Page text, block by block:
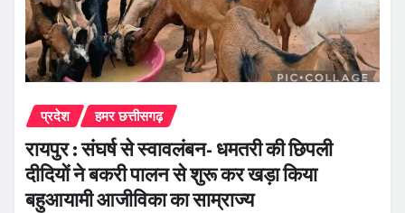
प्रदेश हमर छत्तीसगढ़
रायपुर : संघर्ष से स्वावलंबन- धमतरी की छिपली
दीदियों ने बकरी पालन से शुरू कर खड़ा किया
बहुआयामी आजीविका का साम्राज्य